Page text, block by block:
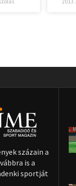
százain a
is a
sportját